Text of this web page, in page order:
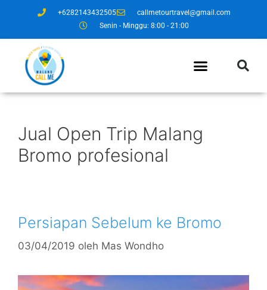
+6282143432505
callmetourtravel@gmail.com
Senin - Minggu: 8:00 - 21:00
Jual Open Trip Malang
Bromo profesional
Persiapan Sebelum ke Bromo
03/04/2019 oleh Mas Wondho